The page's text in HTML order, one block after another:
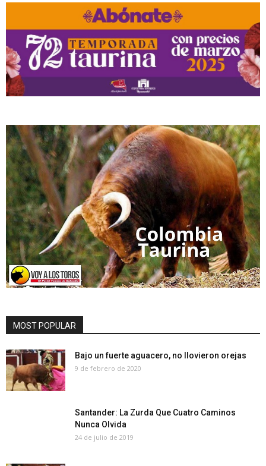
MOST POPULAR
Bajo un fuerte aguacero, no llovieron orejas
9 de febrero de 2020
Santander: La Zurda Que Cuatro Caminos
Nunca Olvida
24 de julio de 2019